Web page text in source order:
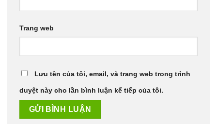
Trang web
Lưu tên của tôi, email, và trang web trong trình
duyệt này cho lần bình luận kế tiếp của tôi.